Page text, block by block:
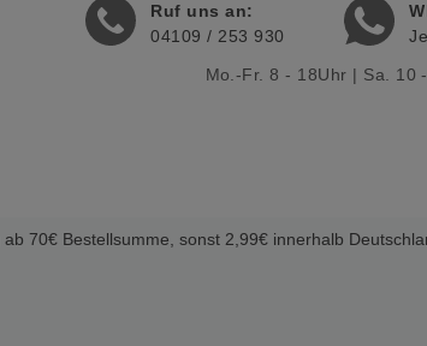
Ruf uns an:
04109 / 253 930
Mo.-Fr. 8 - 18Uhr | Sa. 10
ab 70€ Bestellsumme, sonst 2,99€ innerhalb